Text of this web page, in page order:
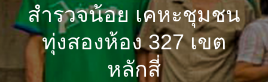
สำรวจน้อย เคหะชุมชน
ทุ่งสองห้อง 327 เขต
หลักสี่